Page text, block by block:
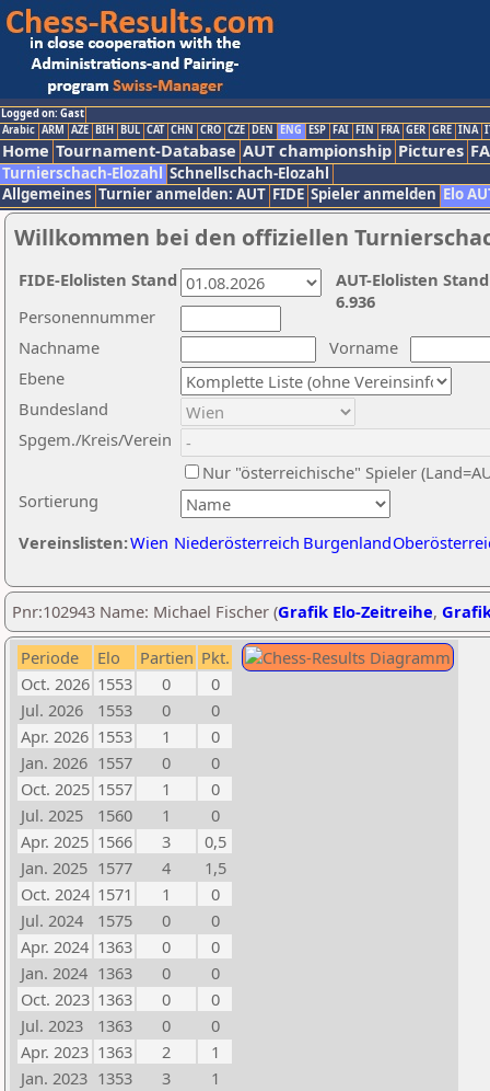
Logged on: Gast
Arabic ARM AZE BIH BUL CAT CHN CRO CZE DEN ENG ESP FAI FIN FRA GER GRE INA
Home Tournament-Database AUT championship Pictures
Turnierschach-Elozahl Schnellschach-Elozahl
Allgemeines Turnier anmelden: AUT FIDE Spieler anmelden Elo
Willkommen bei den offiziellen
Nachname
Vorname
Ebene
Sortierung
Personennummer
Bundesland
Spgem./Kreis/Verein
Nur "österreichische" Spieler
Vereinslisten:Wien Niederösterreich Burgenland
AUT-Elolisten
6.936
FIDE-Elolisten Stand
Pnr:102943 Name: Michael Fischer (Grafik Elo-Zeitreihe,
Periode Elo Partien Pkt.
Oct. 2026 1553 0
0
Jul. 2026
1553 0
0
Apr. 2026 1553 1
0
Jan. 2026 1557 0
0
Oct. 2025 1557 1
0
Jul. 2025
1560 1
0
Apr. 2025 1566 3
0,5
Jan. 2025 1577 4
1,5
Oct. 2024 1571 1
0
Jul. 2024
1575 0
0
Apr. 2024 1363 0
0
Jan. 2024 1363 0
0
Oct. 2023 1363 0
0
Jul. 2023
1363 0
0
Apr. 2023 1363 2
1
Jan. 2023 1353 3
1